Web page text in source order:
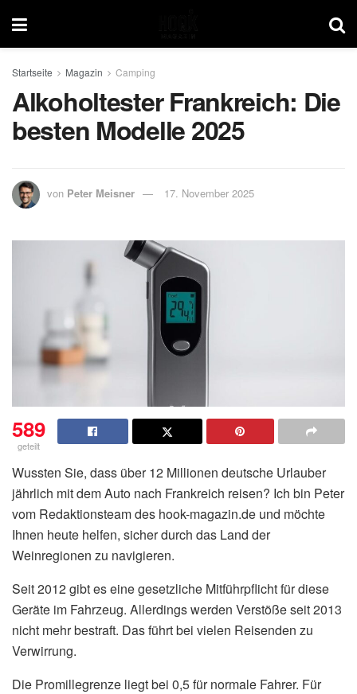
Startseite Magazin Camping
Alkoholtester Frankreich: Die
besten Modelle 2025
von Peter Meisner 17. November 2025
589
geteilt
Wussten Sie, dass über 12 Millionen deutsche Urlauber
jährlich mit dem Auto nach Frankreich reisen? Ich bin Peter
vom Redaktionsteam des hook-magazin.de und möchte
Ihnen heute helfen, sicher durch das Land der
Weinregionen zu navigieren.
Seit 2012 gibt es eine gesetzliche Mitführpflicht für diese
Geräte im Fahrzeug. Allerdings werden Verstöße seit 2013
nicht mehr bestraft. Das führt bei vielen Reisenden zu
Verwirrung.
Die Promillegrenze liegt bei 0,5 für normale Fahrer. Für